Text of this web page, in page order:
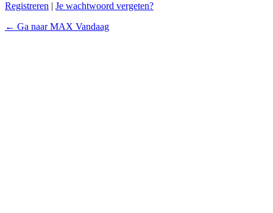
Registreren | Je wachtwoord vergeten?
← Ga naar MAX Vandaag